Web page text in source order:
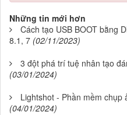
Những tin mới hơn
Cách tạo USB BOOT bằng
8.1, 7 (02/11/2023)
3 đột phá trí tuệ nhân tạo
(03/01/2024)
Lightshot - Phần mềm
(04/01/2024)